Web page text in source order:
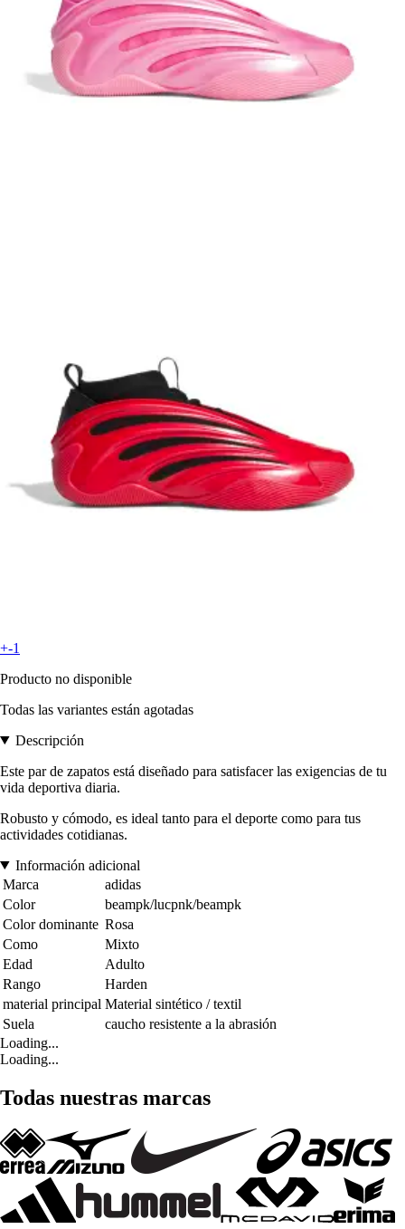
+-1
Producto no disponible
Todas las variantes están agotadas
Descripción
Este par de zapatos está diseñado para satisfacer las exigencias de tu
vida deportiva diaria.
Robusto y cómodo, es ideal tanto para el deporte como para tus
actividades cotidianas.
Información adicional
Marca
adidas
Color
beampk/lucpnk/beampk
Color dominante Rosa
Como
Mixto
Edad
Adulto
Rango
Harden
material principal Material sintético / textil
Suela
caucho resistente a la abrasión
Loading...
Loading...
Todas nuestras marcas